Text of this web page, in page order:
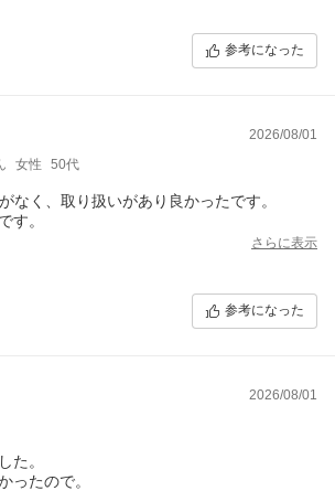
参考になった
2026/08/01
女性 50代
なく、取り扱いがあり良かったです。
す。
さらに表示
参考になった
2026/08/01
た。
ったので。